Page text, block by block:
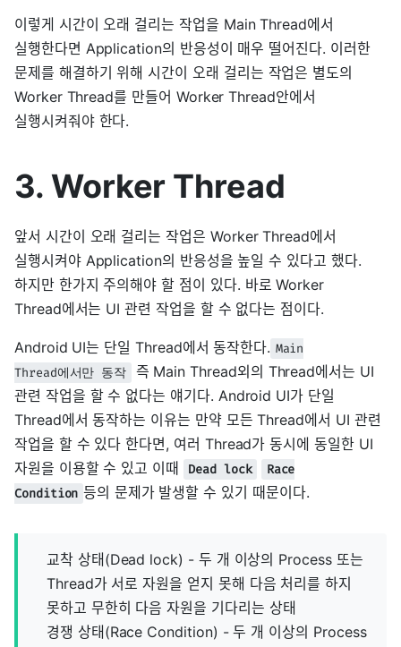
이렇게 시간이 오래 걸리는 작업을 Main Thread에서
실행한다면 Application의 반응성이 매우 떨어진다. 이러한
문제를 해결하기 위해 시간이 오래 걸리는 작업은 별도의
Worker Thread를 만들어 Worker Thread안에서
실행시켜줘야 한다.
3. Worker Thread
앞서 시간이 오래 걸리는 작업은 Worker Thread에서
실행시켜야 Application의 반응성을 높일 수 있다고 했다.
하지만 한가지 주의해야 할 점이 있다. 바로 Worker
Thread에서는 UI 관련 작업을 할 수 없다는 점이다.
Android UI는 단일 Thread에서 동작한다. Main
Thread에서만 동작
즉 Main Thread외의 Thread에서는 UI
관련 작업을 할 수 없다는 얘기다. Android UI가 단일
Thread에서 동작하는 이유는 만약 모든 Thread에서 UI 관련
작업을 할 수 있다 한다면, 여러 Thread가 동시에 동일한 UI
자원을 이용할 수 있고 이때
Dead lock
Race
Condition 등의 문제가 발생할 수 있기 때문이다.
교착 상태(Dead lock) - 두 개 이상의 Process 또는
Thread가 서로 자원을 얻지 못해 다음 처리를 하지
못하고 무한히 다음 자원을 기다리는 상태
경쟁 상태(Race Condition) - 두 개 이상의 Process